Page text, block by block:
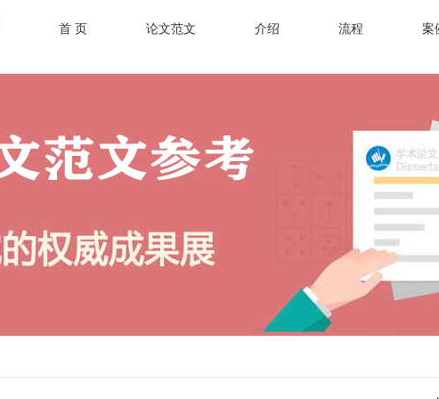
首 页 论文范文 介绍 流程 案